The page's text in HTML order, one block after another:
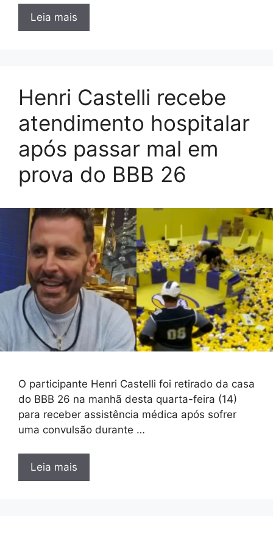
Leia mais
Henri Castelli recebe
atendimento hospitalar
após passar mal em
prova do BBB 26
O participante Henri Castelli foi retirado da casa
do BBB 26 na manhã desta quarta-feira (14)
para receber assistência médica após sofrer
uma convulsão durante …
Leia mais